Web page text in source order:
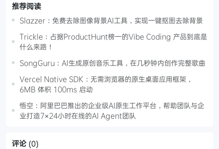
推荐阅读
Slazzer：免费去除图像背景AI工具，实现一键抠图去除背景
Trickle：占据ProductHunt榜一的Vibe Coding 产品到底是
什么来路！
SongGuru：AI生成原创音乐工具，在几秒钟内创作完整歌曲
Vercel Native SDK：无需浏览器的原生桌面应用框架，
6MB 体积 100ms 启动
悟空：阿里巴巴推出的企业级AI原生工作平台，帮助团队与企
业打造7×24小时在线的AI Agent团队
评论 (0)